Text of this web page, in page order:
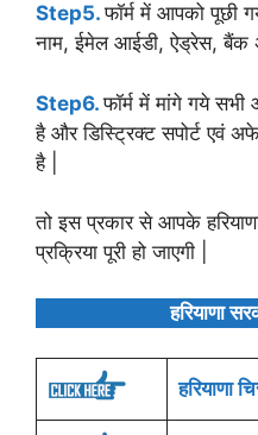
Step5.फॉर्म में आपको पूछी
नाम, ईमेल आईडी, ऐड्रेस, बैंक
Step6.फॉर्म में मांगे गये
है और डिस्ट्रिक्ट सपोर्ट एवं
है |
तो इस प्रकार से आपके
प्रक्रिया पूरी हो जाएगी |
हरियाणा
हरियाणा